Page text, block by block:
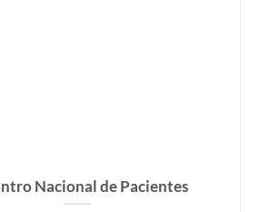
Nacional de Pacientes